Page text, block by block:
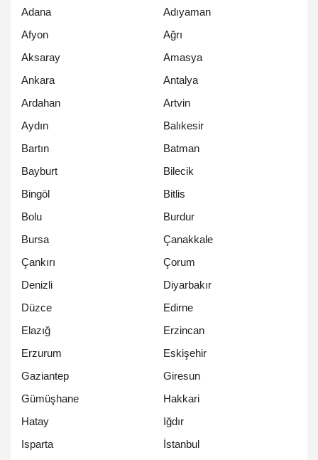
Adana
Adıyaman
Afyon
Ağrı
Aksaray
Amasya
Ankara
Antalya
Ardahan
Artvin
Aydın
Balıkesir
Bartın
Batman
Bayburt
Bilecik
Bingöl
Bitlis
Bolu
Burdur
Bursa
Çanakkale
Çankırı
Çorum
Denizli
Diyarbakır
Düzce
Edirne
Elazığ
Erzincan
Erzurum
Eskişehir
Gaziantep
Giresun
Gümüşhane
Hakkari
Hatay
Iğdır
Isparta
İstanbul